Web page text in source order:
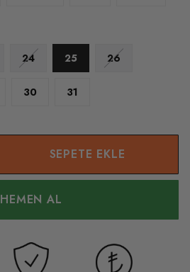
24 25 26
30 31
SEPETE EKLE
HEMEN AL